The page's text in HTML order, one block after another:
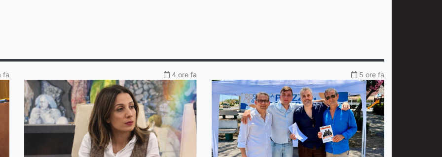
fa 4 ore fa 5 ore fa